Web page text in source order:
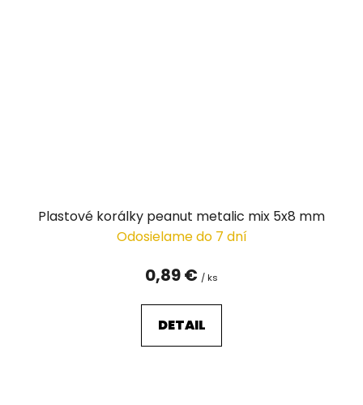
Plastové korálky peanut metalic mix 5x8 mm
Odosielame do 7 dní
0,89 € / ks
DETAIL